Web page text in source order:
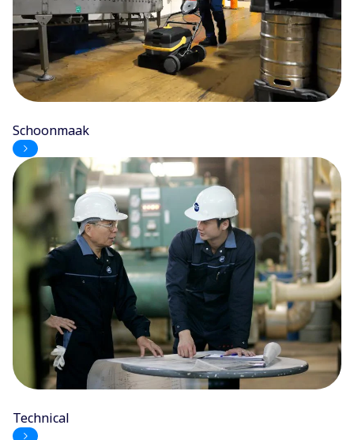
Schoonmaak
Technical